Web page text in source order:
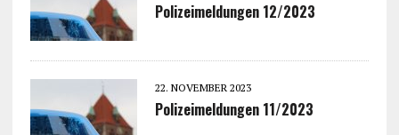
Polizeimeldungen 12/2023
22. NOVEMBER 2023
Polizeimeldungen 11/2023